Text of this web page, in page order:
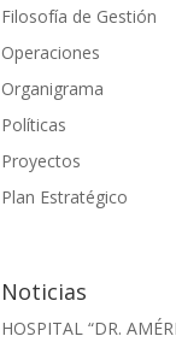
Filosofía de Gestión
Operaciones
Organigrama
Políticas
Proyectos
Plan Estratégico
Noticias
HOSPITAL “DR.